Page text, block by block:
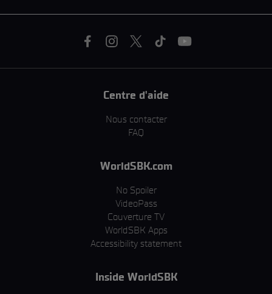
Centre d'aide
Nous contacter
FAQ
WorldSBK.com
No Spoiler
VideoPass
Couverture TV
WorldSBK Apps
Accessibility statement
Inside WorldSBK